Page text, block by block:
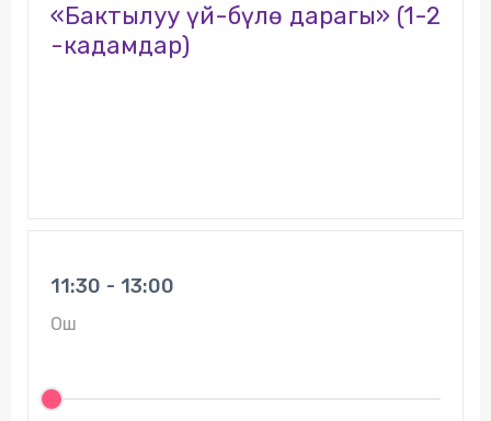
«Бактылуу үй-бүлѳ дарагы» (1-2
-кадамдар)
11:30 - 13:00
Ош